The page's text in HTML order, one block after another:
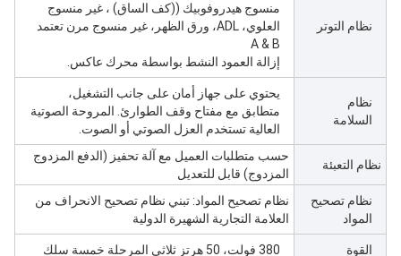
نظام التوتر
منسوج هيدروفوبيك ((كف الساق) ، غير منسوج
العلوي، ADL، ورق الظهر، غير منسوج مرن تعتمد
A & B
إزالة العمود النشط بواسطة محرك عاكس.
نظام
السلامة
يحتوي على جهاز أمان على جانب التشغيل،
متطابق مع مفتاح وقف الطوارئ. المروحة الصوتية
العالية تستخدم العزل الصوتي أو الصوت.
نظام التعبئة
حسب متطلبات العميل مع آلة تحفيز (الدفع المزدوج
المزدوج) قابل للتعديل
نظام تصحيح
المواد
نظام تصحيح المواد: تبني نظام تصحيح الانحراف من
العلامة التجارية الشهيرة الدولية
القوة 380 فولت، 50 هرتز ثلاثي المرحلة خمسة سلك